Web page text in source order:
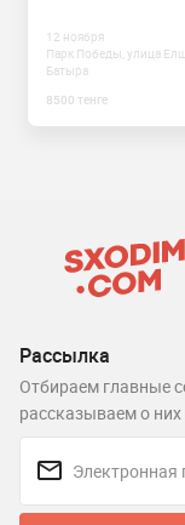
12 ноября
Парк Победы, улица
Батыра
8500 тенге
Рассылка
Отбираем главные
рассказываем о